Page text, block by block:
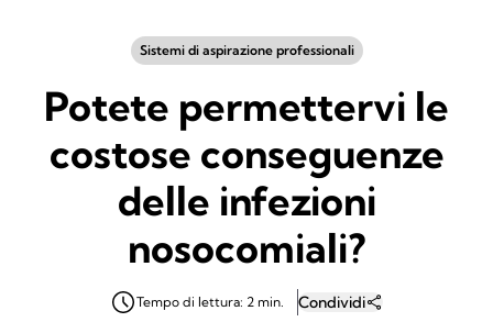
Sistemi di aspirazione professionali​
Potete permettervi le
costose conseguenze
delle infezioni
nosocomiali?
Tempo di lettura: 2 min. Condividi